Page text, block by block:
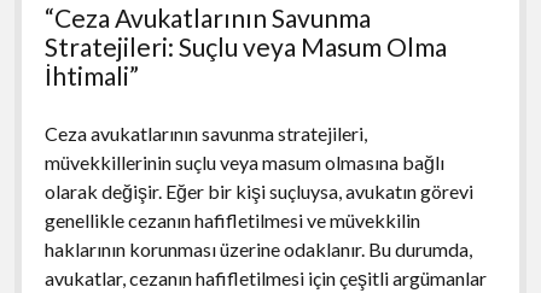
“Ceza Avukatlarının Savunma
Stratejileri: Suçlu veya Masum Olma
İhtimali”
Ceza avukatlarının savunma stratejileri,
müvekkillerinin suçlu veya masum olmasına bağlı
olarak değişir. Eğer bir kişi suçluysa, avukatın görevi
genellikle cezanın hafifletilmesi ve müvekkilin
haklarının korunması üzerine odaklanır. Bu durumda,
avukatlar, cezanın hafifletilmesi için çeşitli argümanlar